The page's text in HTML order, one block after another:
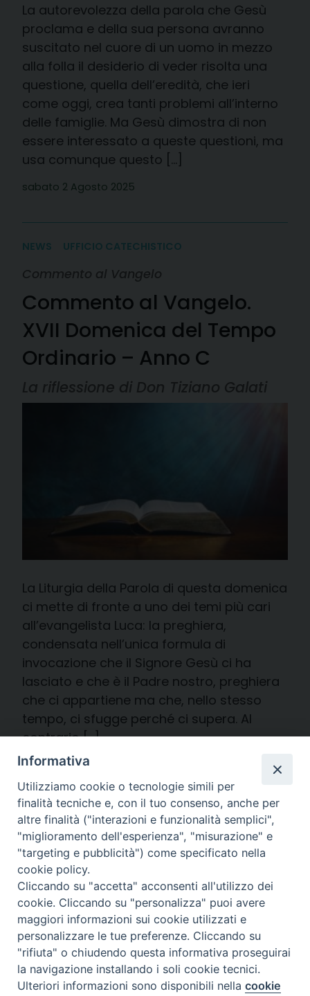
La autorevolezza della parola che Gesù
proclama e della sua persona avranno
suscitato nel cuore di un uomo in mezzo
alla folla il desiderio di veder risolta una
questione, quella dell’eredità, che ieri
come oggi, crea tanti problemi all’interno
delle famiglie. Ma Gesù dimostra di non
essere interessato a queste questioni, ma
usa comunque questo […]
sabato 2 Agosto 2025
NEWS UFFICIO CATECHISTICO
Commento al Vangelo
Commento al Vangelo.
XVII Domenica del Tempo
Ordinario – Anno C
La riflessione di Don Tiziano Galati
La Liturgia della Parola di questa domenica
ci mette di fronte a uno dei temi più cari
all’evangelista Luca: la preghiera,
condensata nell’unica formula di
invocazione che il Signore Gesù ci ha
lasciato e che è il Padre nostro, preghiera
che ci appartiene ma che, nello stesso
tempo, ci sfugge perché ci supera. Al
contrario […]
sabato 26 Luglio 2025
UFFICIO CATECHISTICO
Commento al Vangelo
Commento al Vangelo.
XVI Domenica del Tempo
Ordinario – Anno C
La riflessione di Don Tiziano Galati
Preferenze Cookie
Informativa
Utilizziamo cookie o tecnologie simili per
finalità tecniche e, con il tuo consenso, anche per
altre finalità ("interazioni e funzionalità semplici",
"miglioramento dell'esperienza", "misurazione" e
"targeting e pubblicità") come specificato nella
cookie policy.
Cliccando su "accetta" acconsenti all'utilizzo dei
cookie. Cliccando su "personalizza" puoi avere
maggiori informazioni sui cookie utilizzati e
personalizzare le tue preferenze. Cliccando su
"rifiuta" o chiudendo questa informativa proseguirai
la navigazione installando i soli cookie tecnici.
Ulteriori informazioni sono disponibili nellacookie